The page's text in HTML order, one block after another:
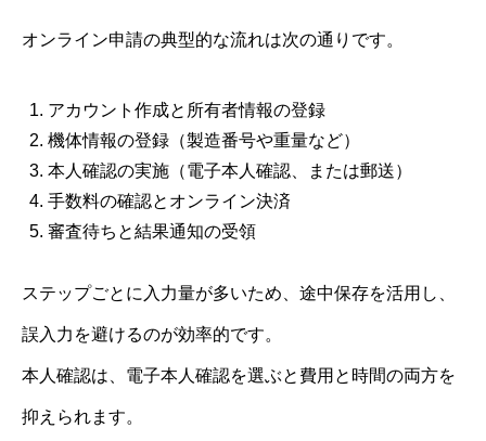
オンライン申請の典型的な流れは次の通りです。
アカウント作成と所有者情報の登録
機体情報の登録（製造番号や重量など）
本人確認の実施（電子本人確認、または郵送）
手数料の確認とオンライン決済
審査待ちと結果通知の受領
ステップごとに入力量が多いため、途中保存を活用し、
誤入力を避けるのが効率的です。
本人確認は、電子本人確認を選ぶと費用と時間の両方を
抑えられます。